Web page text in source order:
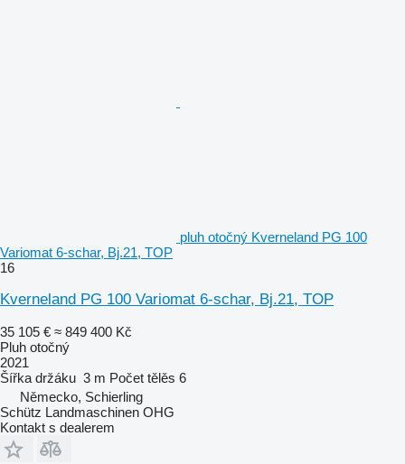
pluh otočný Kverneland PG 100
Variomat 6-schar, Bj.21, TOP
16
Kverneland PG 100 Variomat 6-schar, Bj.21, TOP
35 105 € ≈ 849 400 Kč
Pluh otočný
2021
Šířka držáku 3 m Počet tělěs 6
Německo, Schierling
Schütz Landmaschinen OHG
Kontakt s dealerem